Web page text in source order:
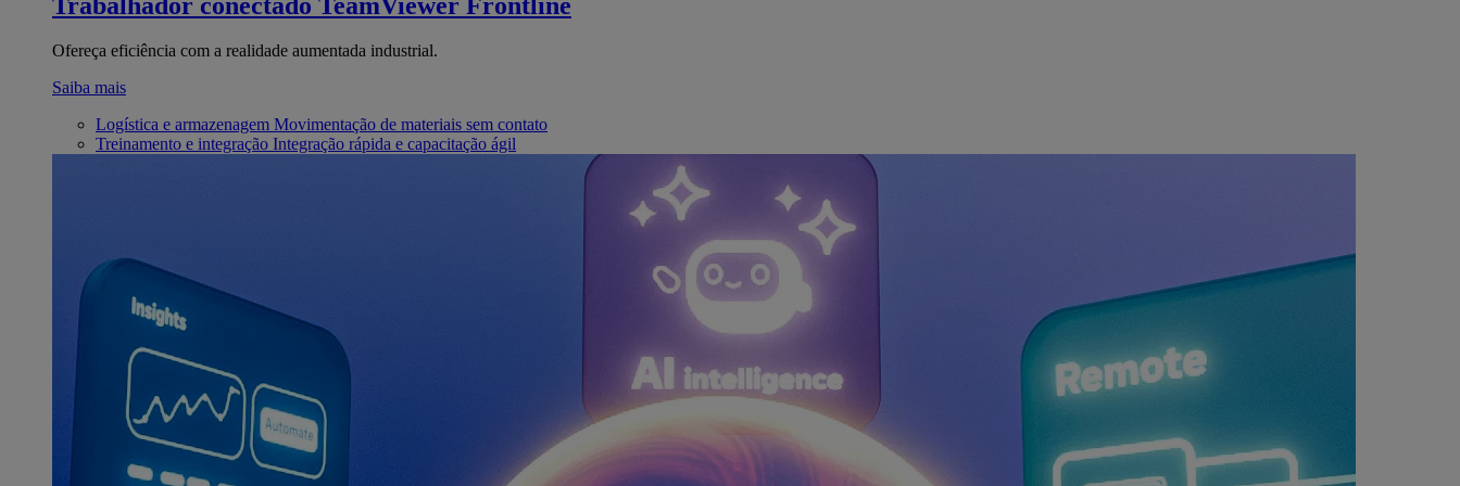
Ofereça eficiência com a realidade aumentada industrial.
Saiba mais
Logística e armazenagem Movimentação de materiais sem contato
Treinamento e integração Integração rápida e capacitação ágil